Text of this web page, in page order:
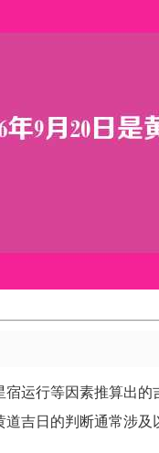
运行等因素推算出
吉日的判断通常涉及